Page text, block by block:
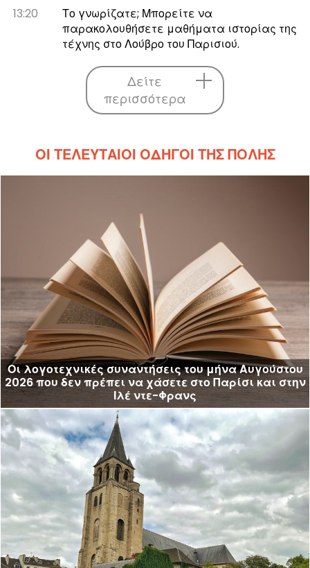
13:20
Το γνωρίζατε; Μπορείτε να
παρακολουθήσετε μαθήματα ιστορίας της
τέχνης στο Λούβρο του Παρισιού.
Δείτε
περισσότερα
ΟΙ ΤΕΛΕΥΤΑΊΟΙ ΟΔΗΓΟΊ ΤΗΣ ΠΌΛΗΣ
Οι λογοτεχνικές συναντήσεις του μήνα Αυγούστου
2026 που δεν πρέπει να χάσετε στο Παρίσι και στην
Ιλέ ντε-Φρανς